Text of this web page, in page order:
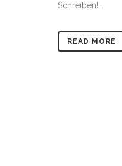
Schreiben!...
READ MORE